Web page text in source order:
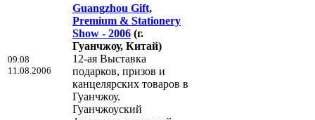
09.08
11.08.2006
Guangzhou Gift,
Premium & Stationery
Show - 2006 (г.
Гуанчжоу, Китай)
12-ая Выставка
подарков, призов и
канцелярских товаров в
Гуанчжоу.
Гуанчжоуский